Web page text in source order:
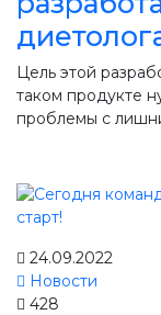
Цель этой
таком продукте
проблемы с
24.09.2022
Новости
428